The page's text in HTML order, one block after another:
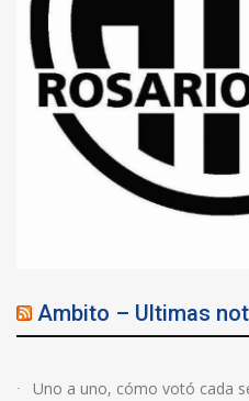
Ambito – Ultimas
Uno a uno, cómo votó cada